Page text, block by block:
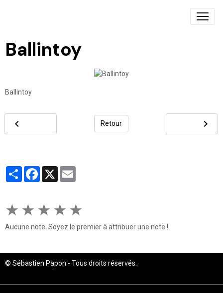
Ballintoy
Ballintoy
Retour
PartagerFacebook
X
★ ★ ★ ★ ★
Aucune note. Soyez le premier à attribuer une note !
© Sébastien Papon - Tous droits réservés.